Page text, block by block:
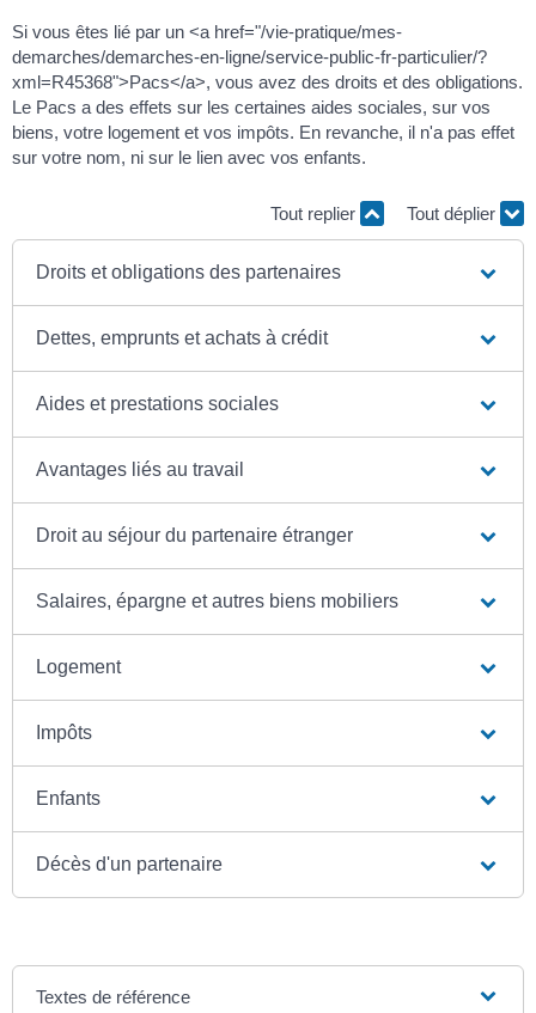
Si vous êtes lié par un <a href="/vie-pratique/mes-
demarches/demarches-en-ligne/service-public-fr-particulier/?
xml=R45368">Pacs</a>, vous avez des droits et des obligations.
Le Pacs a des effets sur les certaines aides sociales, sur vos
biens, votre logement et vos impôts. En revanche, il n'a pas effet
sur votre nom, ni sur le lien avec vos enfants.
Tout replier Tout déplier
Droits et obligations des partenaires
Dettes, emprunts et achats à crédit
Aides et prestations sociales
Avantages liés au travail
Droit au séjour du partenaire étranger
Salaires, épargne et autres biens mobiliers
Logement
Impôts
Enfants
Décès d'un partenaire
Textes de référence